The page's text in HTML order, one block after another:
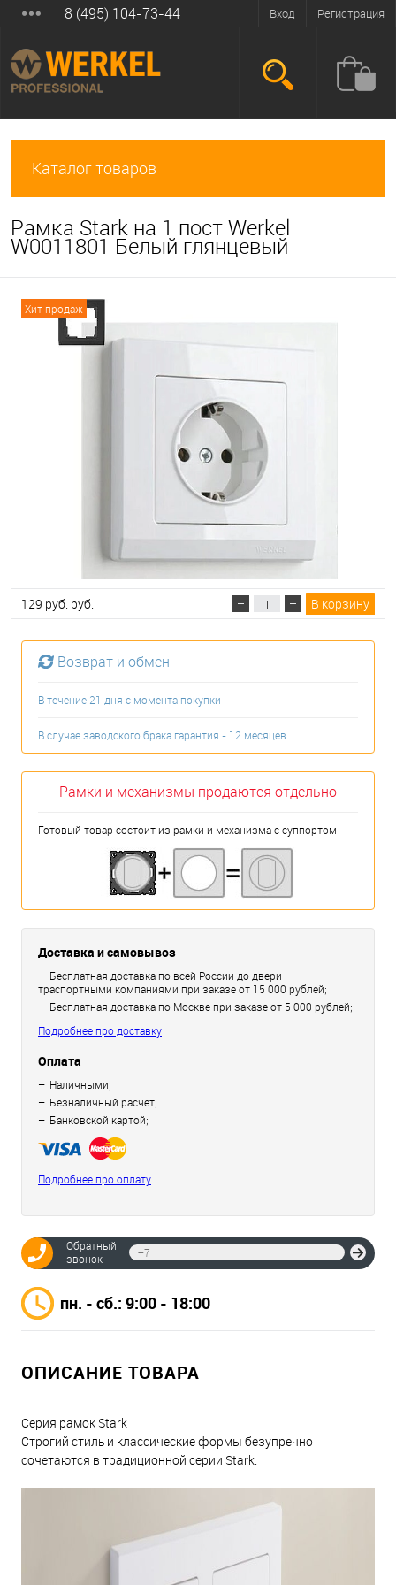
Вход Регистрация
8 (495) 104-73-44
Каталог товаров
Рамка Stark на 1 пост Werkel
W0011801 Белый глянцевый
Хит продаж
129 руб. руб. В корзину
Возврат и обмен
В течение 21 дня с момента покупки
В случае заводского брака гарантия - 12 месяцев
Рамки и механизмы продаются отдельно
Готовый товар состоит из рамки и механизма с суппортом
Доставка и самовывоз
Бесплатная доставка по всей России до двери
траспортными компаниями при заказе от 15 000 рублей;
Бесплатная доставка по Москве при заказе от 5 000 рублей;
Подробнее про доставку
Оплата
Наличными;
Безналичный расчет;
Банковской картой;
Подробнее про оплату
Обратный
звонок
пн. - сб.: 9:00 - 18:00
ОПИСАНИЕ ТОВАРА
Серия рамок Stark
Строгий стиль и классические формы безупречно
сочетаются в традиционной серии Stark.